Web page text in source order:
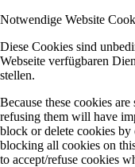
Notwendige Website
Diese Cookies sind
Webseite verfügbaren
stellen.
Because these cookies
refusing them will have
block or delete cookies
blocking all cookies on
to accept/refuse cookies